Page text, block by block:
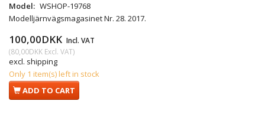
Model: WSHOP-19768
Modelljärnvägsmagasinet Nr. 28. 2017.
100,00DKK Incl. VAT
(80,00DKK Excl. VAT)
excl. shipping
Only 1 item(s) left in stock
ADD TO CART